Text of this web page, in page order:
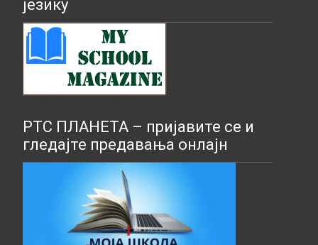
језику
РТС ПЛАНЕТА – пријавите се и
гледајте предавања онлајн